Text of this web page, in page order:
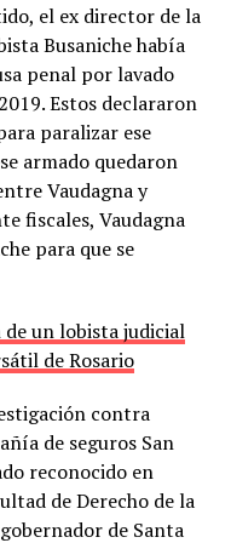
el ex director de la
Busaniche había
penal por lavado
Estos declararon
paralizar ese
armado quedaron
Vaudagna y
fiscales, Vaudagna
para que se
de un lobista judicial
de Rosario
contra
de seguros San
reconocido en
de Derecho de la
de Santa